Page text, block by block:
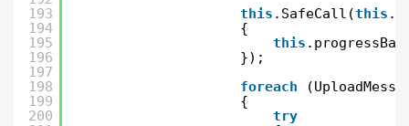
193
194
195
196
197
198
199
200
this .SafeCall(this
{
this
});
foreach
{
try